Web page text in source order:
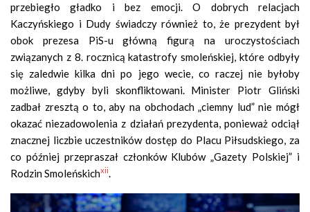
przebiegło gładko i bez emocji. O dobrych relacjach
Kaczyńskiego i Dudy świadczy również to, że prezydent był
obok prezesa PiS-u główną figurą na uroczystościach
związanych z 8. rocznicą katastrofy smoleńskiej, które odbyły
się zaledwie kilka dni po jego wecie, co raczej nie byłoby
możliwe, gdyby byli skonfliktowani. Minister Piotr Gliński
zadbał zresztą o to, aby na obchodach „ciemny lud” nie mógł
okazać niezadowolenia z działań prezydenta, ponieważ odciął
znacznej liczbie uczestników dostęp do Placu Piłsudskiego, za
co później przepraszał członków Klubów „Gazety Polskiej” i
Rodzin Smoleńskichxii.